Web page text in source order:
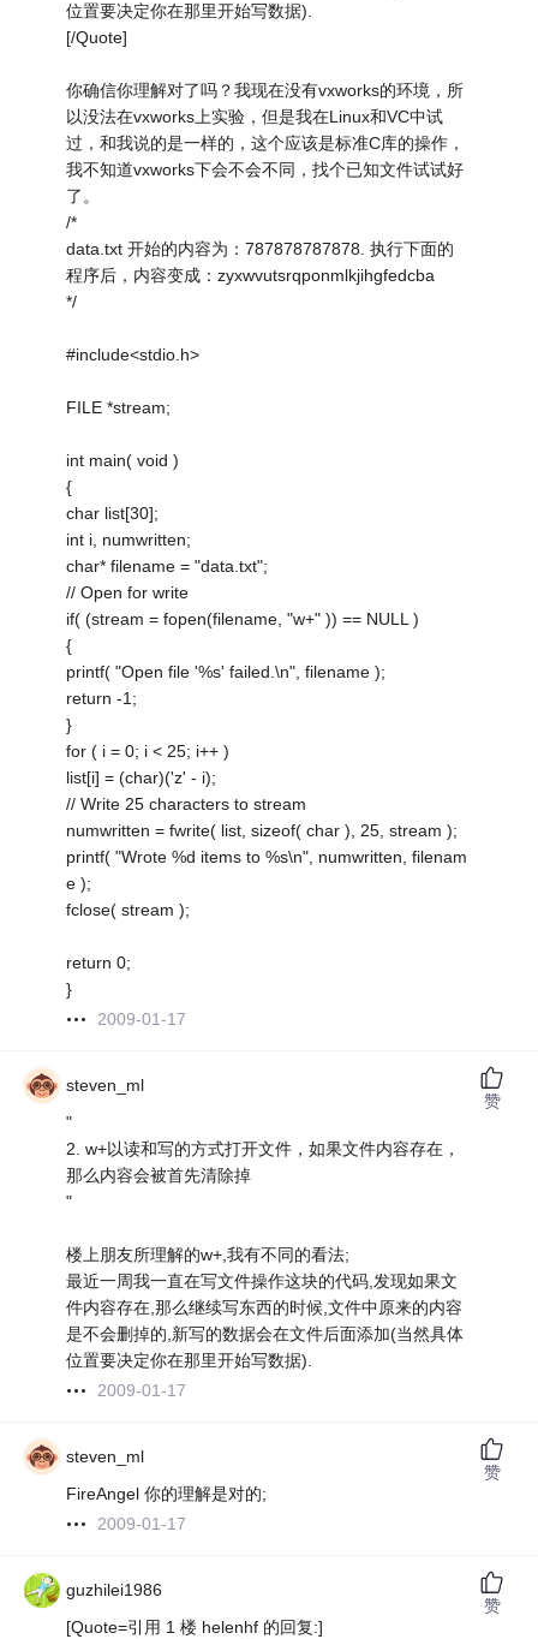
位置要决定你在那里开始写数据).
[/Quote]
你确信你理解对了吗？我现在没有vxworks的环境，所
以没法在vxworks上实验，但是我在Linux和VC中试
过，和我说的是一样的，这个应该是标准C库的操作，
我不知道vxworks下会不会不同，找个已知文件试试好
了。
/*
data.txt 开始的内容为：787878787878. 执行下面的
程序后，内容变成：zyxwvutsrqponmlkjihgfedcba
*/
#include<stdio.h>
FILE *stream;
int main( void )
{
char list[30];
int i, numwritten;
char* filename = "data.txt";
// Open for write
if( (stream = fopen(filename, "w+" )) == NULL )
{
printf( "Open file '%s' failed.\n", filename );
return -1;
}
for ( i = 0; i < 25; i++ )
list[i] = (char)('z' - i);
// Write 25 characters to stream
numwritten = fwrite( list, sizeof( char ), 25, stream );
printf( "Wrote %d items to %s\n", numwritten, filenam
e );
fclose( stream );
return 0;
}
2009-01-17
steven_ml
"
2. w+以读和写的方式打开文件，如果文件内容存在，
那么内容会被首先清除掉
"
楼上朋友所理解的w+,我有不同的看法;
最近一周我一直在写文件操作这块的代码,发现如果文
件内容存在,那么继续写东西的时候,文件中原来的内容
是不会删掉的,新写的数据会在文件后面添加(当然具体
位置要决定你在那里开始写数据).
2009-01-17
赞
steven_ml
FireAngel 你的理解是对的;
2009-01-17
赞
guzhilei1986
[Quote=引用 1 楼 helenhf 的回复:]
赞